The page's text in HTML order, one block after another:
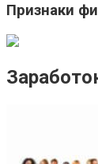
Признаки